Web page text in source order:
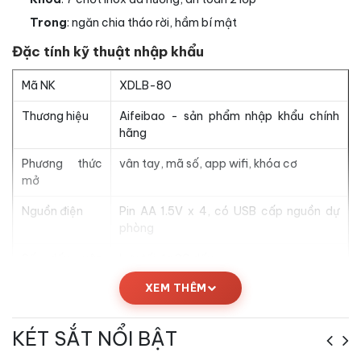
Trong: ngăn chia tháo rời, hầm bí mật
Đặc tính kỹ thuật nhập khẩu
Mã NK XDLB-80
Thương hiệu
Aifeibao - sản phẩm nhập khẩu chính
hãng
Phương thức
mở
vân tay, mã số, app wifi, khóa cơ
Nguồn điện
Pin AA 1.5V x 4, có USB cấp nguồn dự
phòng
4-6 ký tự số, 2 nhóm độc lập
Bảo hành 24 tháng (kích hoạt online sau mua)
XEM THÊM
KÉT SẮT NỔI BẬT